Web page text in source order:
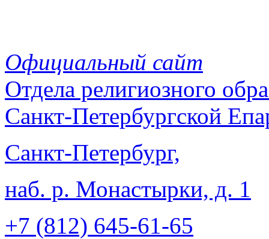
Официальный сайт
Отдела религиозного
Санкт-Петербургской
Санкт-Петербург,
наб. р. Монастырки, д. 1
+7 (812) 645-61-65